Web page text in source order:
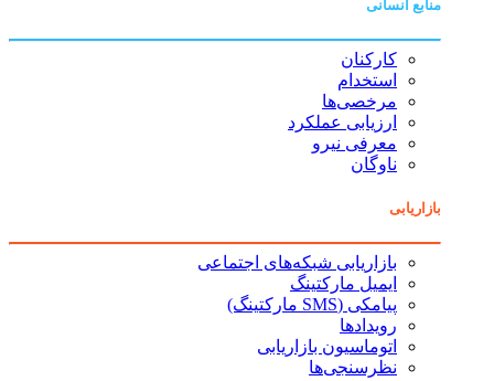
منابع انسانی
کارکنان
استخدام
مرخصی‌ها
ارزیابی عملکرد
معرفی نیرو
ناوگان
بازاریابی
بازاریابی شبکه‌های اجتماعی
ایمیل مارکتینگ
پیامکی (SMS مارکتینگ)
رویدادها
اتوماسیون بازاریابی
نظرسنجی‌ها